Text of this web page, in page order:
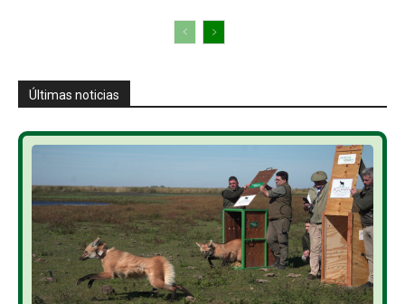
Últimas noticias